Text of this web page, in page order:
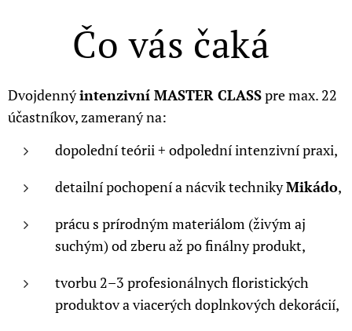
Čo vás čaká
Dvojdennýintenzivní MASTER CLASSpre max. 22
účastníkov, zameraný na:
dopolední teórii + odpolední intenzivní praxi,
detailní pochopení a nácvik technikyMikádo,
prácu s prírodným materiálom (živým aj
suchým) od zberu až po finálny produkt,
tvorbu 2–3 profesionálnych floristických
produktov a viacerých doplnkových dekorácií,